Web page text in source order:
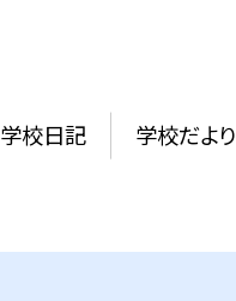
学校日記 学校だより